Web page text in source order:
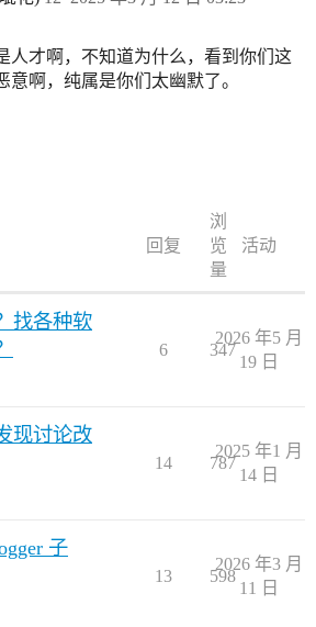
人才啊，不知道为什么，看到你们这
啊，纯属是你们太幽默了。
回复
浏
览
量
活动
找各种软
6 347
2026 年5 月
19 日
现讨论改
14 787
2025 年1 月
14 日
子
13 598
2026 年3 月
11 日